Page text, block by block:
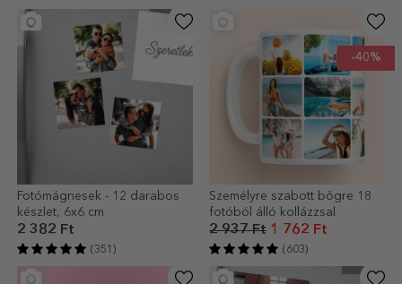
Fotómágnesek - 12 darabos
készlet, 6x6 cm
2 382 Ft
(351)
-40%
Személyre szabott bögre 18
fotóból álló kollázzsal
2 937 Ft 1 762 Ft
(603)